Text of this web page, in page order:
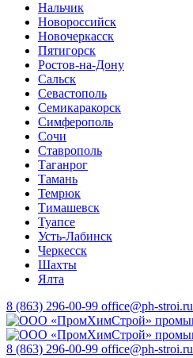
Нальчик
Новороссийск
Новочеркасск
Пятигорск
Ростов-на-Дону
Сальск
Севастополь
Семикаракорск
Симферополь
Сочи
Ставрополь
Таганрог
Тамань
Темрюк
Тимашевск
Туапсе
Усть-Лабинск
Черкесск
Шахты
Ялта
8 (863) 296-00-99 office@ph-stroi.ru
8 (863) 296-00-99 office@ph-stroi.ru